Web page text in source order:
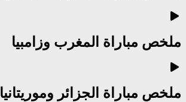
ملخص مباراة المغرب وزامبيا
ملخص مباراة الجزائر وموريتانيا